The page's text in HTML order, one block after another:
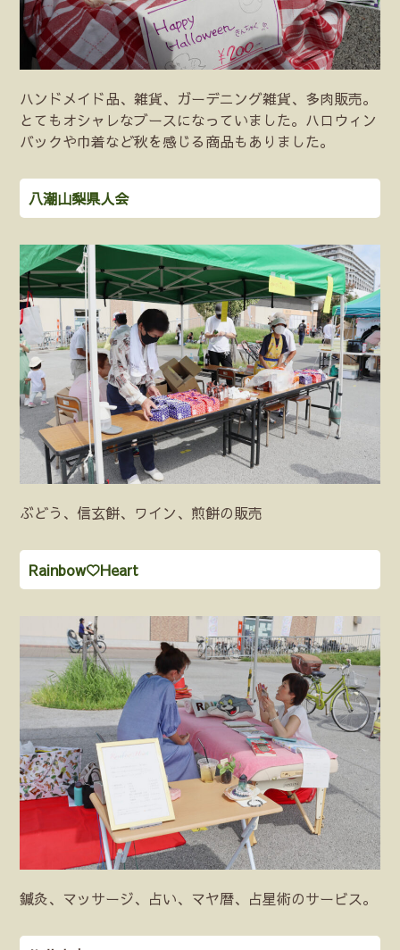
ハンドメイド品、雑貨、ガーデニング雑貨、多肉販売。
とてもオシャレなブースになっていました。ハロウィン
バックや巾着など秋を感じる商品もありました。
八潮山梨県人会
ぶどう、信玄餅、ワイン、煎餅の販売
Rainbow♡Heart
鍼灸、マッサージ、占い、マヤ暦、占星術のサービス。